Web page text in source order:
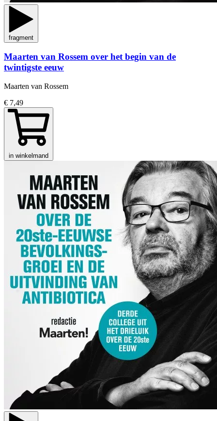
fragment
Maarten van Rossem over het begin van de
twintigste eeuw
Maarten van Rossem
€ 7,49
in winkelmand